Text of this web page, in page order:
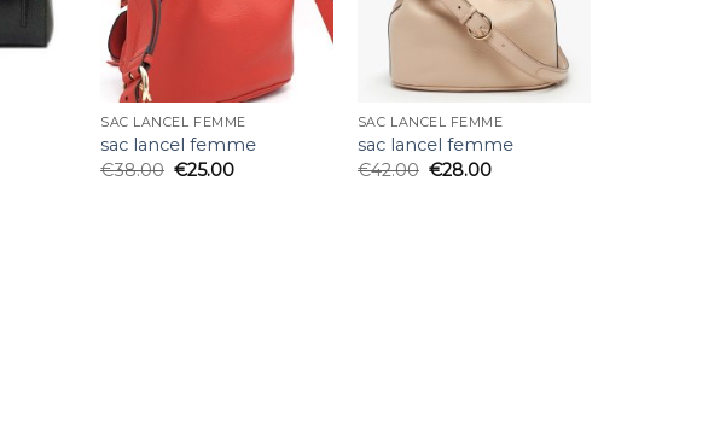
SAC LANCEL FEMME
sac lancel femme
€38.00 €25.00
SAC LANCEL FEMME
sac lancel femme
€42.00 €28.00